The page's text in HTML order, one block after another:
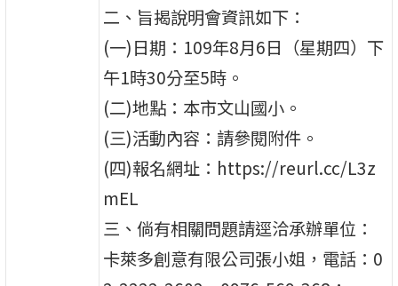
二、旨揭說明會資訊如下：
(一)日期：109年8月6日（星期四）下
午1時30分至5時。
(二)地點：本市文山國小。
(三)活動內容：請參閱附件。
(四)報名網址：https://reurl.cc/L3z
mEL
三、倘有相關問題請逕洽承辦單位：
卡萊多創意有限公司張小姐，電話：0